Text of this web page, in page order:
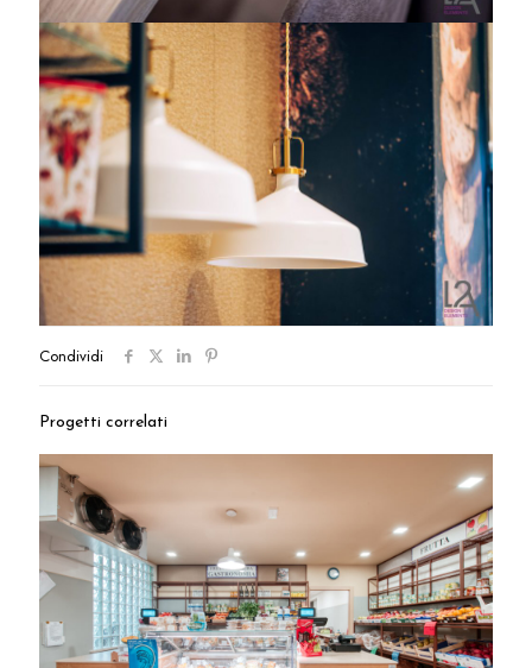
Condividi
Progetti correlati